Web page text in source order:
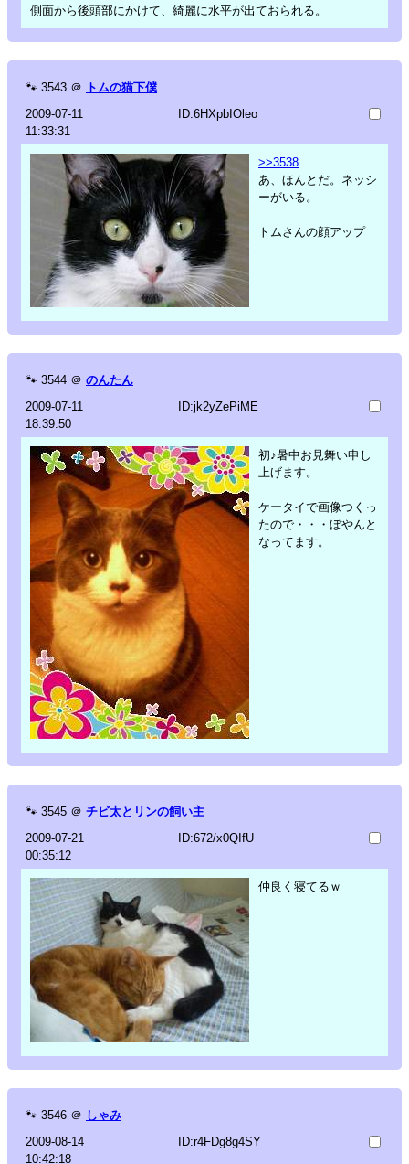
側面から後頭部にかけて、綺麗に水平が出ておられる。
🐾 3543 ＠ トムの猫下僕
2009-07-11
11:33:31
ID:6HXpbIOleo
>>3538
あ、ほんとだ。ネッシ
ーがいる。
トムさんの顔アップ
🐾 3544 ＠ のんたん
2009-07-11
18:39:50
ID:jk2yZePiME
初♪暑中お見舞い申し
上げます。
ケータイで画像つくっ
たので・・・ぼやんと
なってます。
🐾 3545 ＠ チビ太とリンの飼い主
2009-07-21
00:35:12
ID:672/x0QIfU
仲良く寝てるｗ
🐾 3546 ＠ しゃみ
2009-08-14
10:42:18
ID:r4FDg8g4SY